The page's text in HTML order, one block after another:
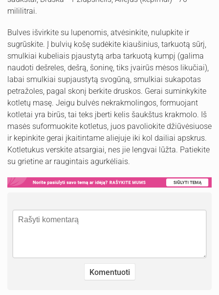
mililitrai.
Bulves išvirkite su lupenomis, atvėsinkite, nulupkite ir
sugrūskite. Į bulvių košę sudėkite kiaušinius, tarkuotą sūrį,
smulkiai kubeliais pjaustytą arba tarkuotą kumpį (galima
naudoti dešreles, dešrą, šoninę, tiks įvairūs mėsos likučiai),
labai smulkiai supjaustytą svogūną, smulkiai sukapotas
petražoles, pagal skonį berkite druskos. Gerai suminkykite
kotletų masę. Jeigu bulvės nekrakmolingos, formuojant
kotletai yra birūs, tai teks įberti kelis šaukštus krakmolo. Iš
masės suformuokite kotletus, juos pavoliokite džiūvėsiuose
ir kepinkite gerai įkaitintame aliejuje iki kol dailiai apskrus.
Kotletukus verskite atsargiai, nes jie lengvai lūžta. Patiekite
su grietine ar raugintais agurkėliais.